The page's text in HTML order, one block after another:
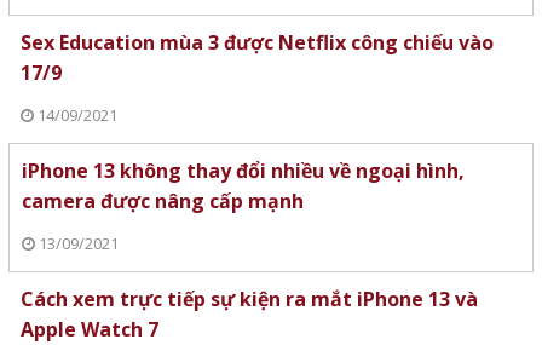
Sex Education mùa 3 được Netflix công chiếu vào
17/9
14/09/2021
iPhone 13 không thay đổi nhiều về ngoại hình,
camera được nâng cấp mạnh
13/09/2021
Cách xem trực tiếp sự kiện ra mắt iPhone 13 và
Apple Watch 7